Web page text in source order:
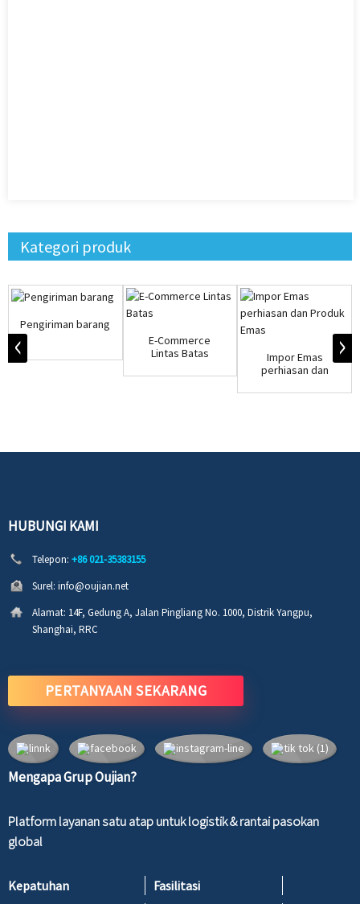
Kategori produk
Pengiriman barang
E-Commerce
Lintas Batas
Impor Emas
perhiasan dan
HUBUNGI KAMI
Telepon: +86 021-35383155
Surel: info@oujian.net
Alamat: 14F, Gedung A, Jalan Pingliang No. 1000, Distrik Yangpu,
Shanghai, RRC
PERTANYAAN SEKARANG
Mengapa Grup Oujian?
Platform layanan satu atap untuk logistik & rantai pasokan
global
Kepatuhan
Fasilitasi